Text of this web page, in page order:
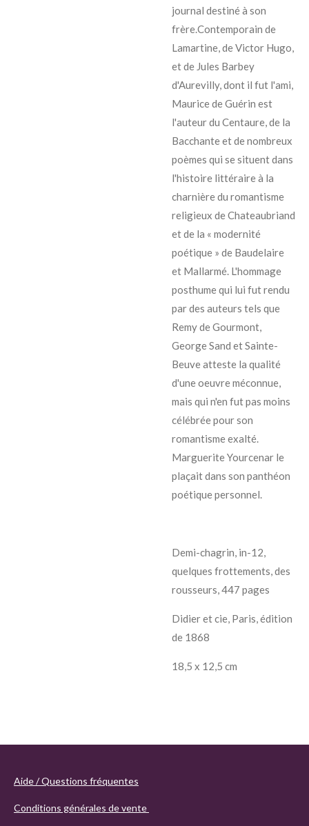
journal destiné à son
frère.Contemporain de
Lamartine, de Victor Hugo,
et de Jules Barbey
d'Aurevilly, dont il fut l'ami,
Maurice de Guérin est
l'auteur du Centaure, de la
Bacchante et de nombreux
poèmes qui se situent dans
l'histoire littéraire à la
charnière du romantisme
religieux de Chateaubriand
et de la « modernité
poétique » de Baudelaire
et Mallarmé. L'hommage
posthume qui lui fut rendu
par des auteurs tels que
Remy de Gourmont,
George Sand et Sainte-
Beuve atteste la qualité
d'une oeuvre méconnue,
mais qui n'en fut pas moins
célébrée pour son
romantisme exalté.
Marguerite Yourcenar le
plaçait dans son panthéon
poétique personnel. ‎
Demi-chagrin, in-12,
quelques frottements, des
rousseurs, 447 pages
Didier et cie, Paris, édition
de 1868
18,5 x 12,5 cm
Aide / Questions fréquentes
Conditions générales de vente